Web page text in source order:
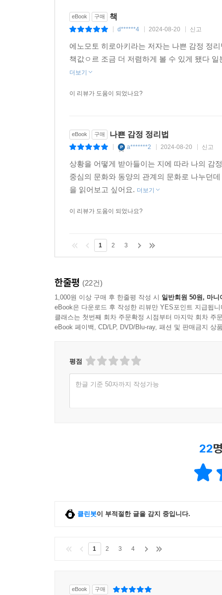
eBook 구매 책
d******4 2024-08-20 신고
에노모토 히로아키라는 저자는 나쁜 감정 정
책값ㅇ르 조금 더 저렴하게 볼 수 있게 됐다
더보기
이 리뷰가 도움이 되었나요?
eBook 구매 나쁜 감정 정리법
a*******2 2024-08-20 신고
상황을 어떻게 받아들이는 지에 따라 나의 감
중심의 문화와 동양의 관계의 문화로 나누던
을 읽어보고 싶어요. 더보기
이 리뷰가 도움이 되었나요?
1 2 3
한줄평 (22건)
1,000원 이상 구매 후 한줄평 작성 시 일반회원 50원, 마니
eBook은 다운로드 후 작성한 리뷰만 YES포인트 지급됩니
클래스는 첫번째 회차 주문확정 시점부터 마지막 회차 주
eBook 페이백, CD/LP, DVD/Blu-ray, 패션 및 판매금지 상
평점
한글 기준 50자까지 작성가능
22
클린봇이 부적절한 글을 감지 중입니다.
1 2 3 4
eBook 구매